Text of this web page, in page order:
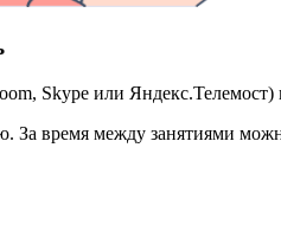
Skype или Яндекс.Телемост)
За время между занятиями